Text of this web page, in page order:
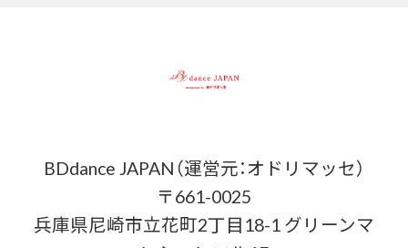
BDdance JAPAN（運営元：オドリマッセ）
〒661-0025
兵庫県尼崎市立花町2丁目18-1 グリーンマ